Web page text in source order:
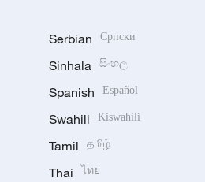
Serbian Српски
Sinhala සිංහල
Spanish Español
Swahili Kiswahili
Tamil தமிழ்
Thai ไทย